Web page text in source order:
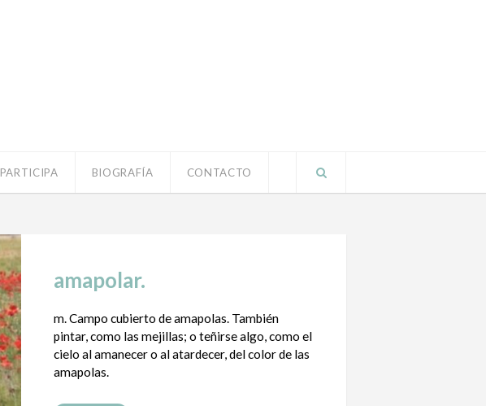
PARTICIPA BIOGRAFÍA CONTACTO
amapolar.
m. Campo cubierto de amapolas. También
pintar, como las mejillas; o teñirse algo, como el
cielo al amanecer o al atardecer, del color de las
amapolas.